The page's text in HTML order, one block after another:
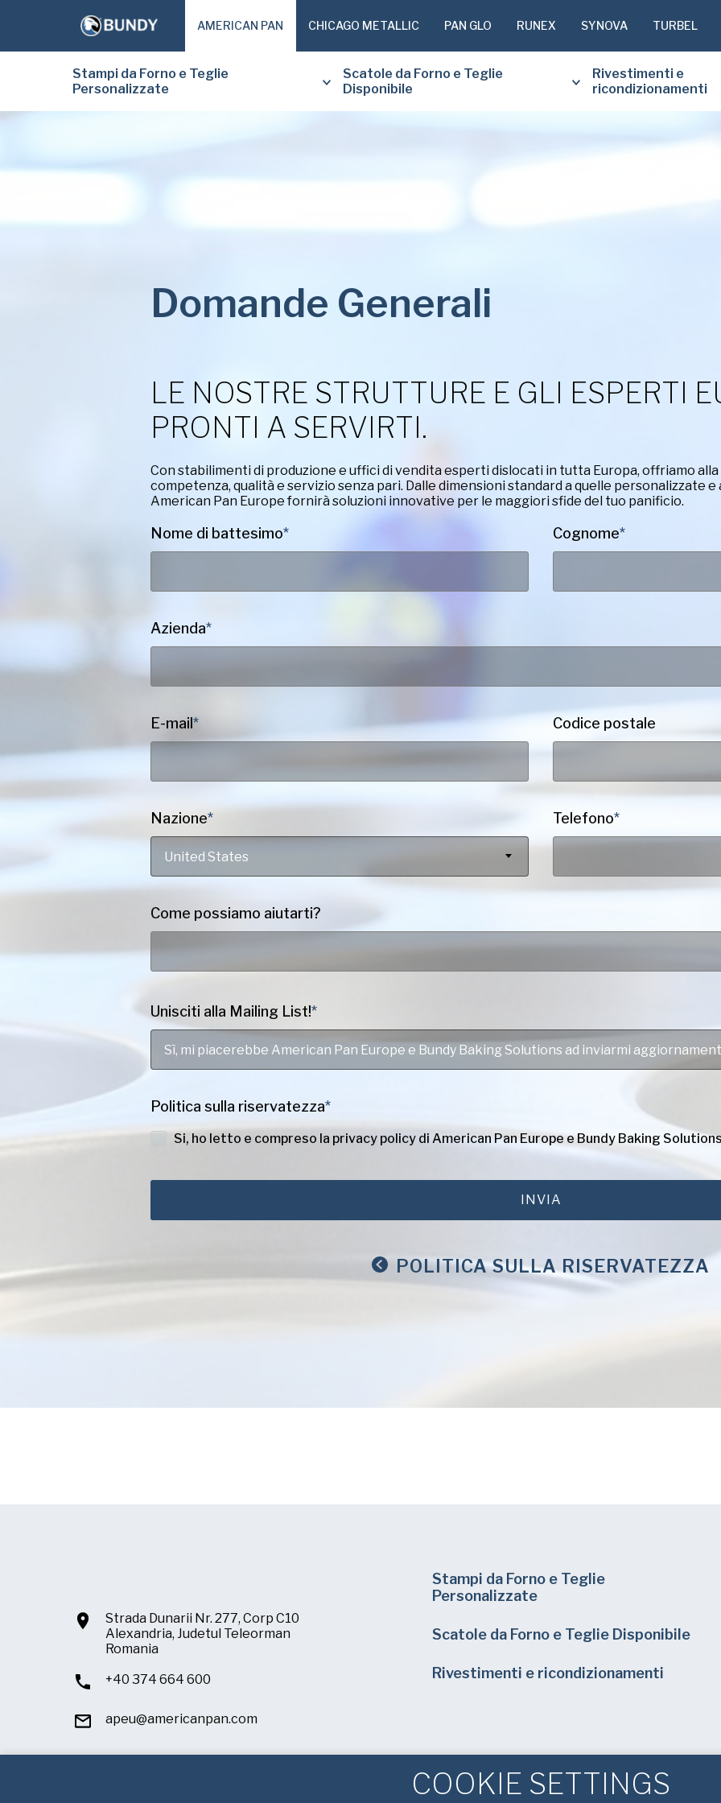
AMERICAN PAN CHICAGO METALLIC PAN GLO RUNEX SYNOVA TURBEL
Stampi da Forno e Teglie
Personalizzate
Scatole da Forno e Teglie
Disponibile
Rivestimenti e
ricondizionamenti
Domande Generali
LE NOSTRE STRUTTURE E GLI ESPERTI
PRONTI A SERVIRTI.
Con stabilimenti di produzione e uffici di vendita esperti dislocati in tutta Europa, offriamo
competenza, qualità e servizio senza pari. Dalle dimensioni standard a quelle personalizzate
American Pan Europe fornirà soluzioni innovative per le maggiori sfide del tuo panificio.
Nome di battesimo* Cognome*
Azienda*
E-mail* Codice postale
Nazione*
United States
Telefono*
Come possiamo aiutarti?
Unisciti alla Mailing List!*
Politica sulla riservatezza*
Si, ho letto e compreso la privacy policy di American Pan Europe e Bundy Baking
POLITICA SULLA RISERVATEZZA
(Obbligatorio)
Telefono
e-
Nazione
Strada Dunarii Nr. 277, Corp C10
Alexandria, Judetul Teleorman
Romania
+40 374 664 600
apeu@americanpan.com
Stampi da Forno e Teglie
Personalizzate
Scatole da Forno e Teglie Disponibile
Rivestimenti e ricondizionamenti
COOKIE SETTINGS